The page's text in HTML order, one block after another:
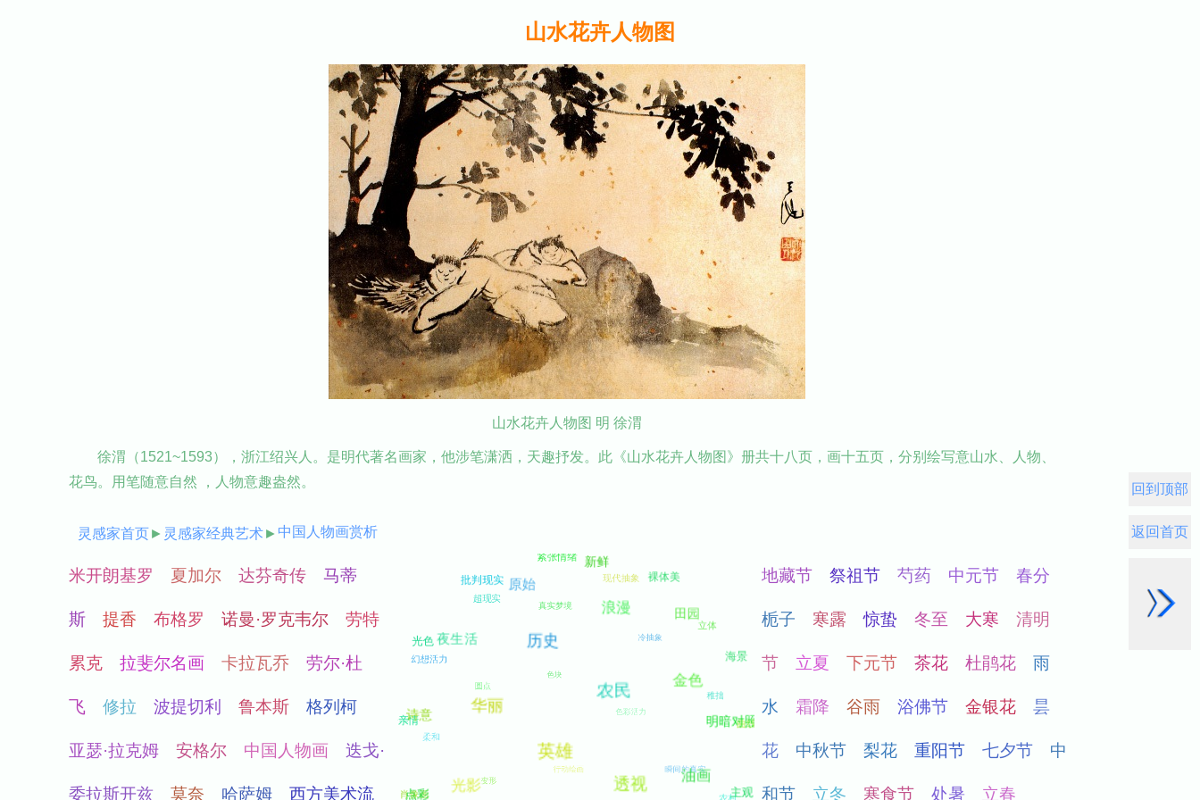
山水花卉人物图
山水花卉人物图 明 徐渭
徐渭（1521~1593），浙江绍兴人。是明代著名画家，他涉笔潇洒，天趣抒发。此《山水花卉人物图》册共十八页，画十五页，分别绘写意山水、人物、
花鸟。用笔随意自然 ，人物意趣盎然。
灵感家首页► 灵感家经典艺术► 中国人物画赏析
回到顶部
返回首页